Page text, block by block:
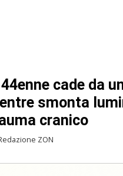
cade da
smonta
cranico
ZON